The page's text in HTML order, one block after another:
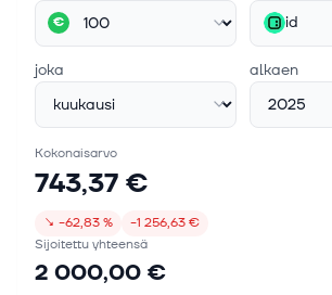
€
id
joka alkaen
Kokonaisarvo
743,37 €
↘ −62,83 %
−1 256,63 €
Sijoitettu yhteensä
2 000,00 €